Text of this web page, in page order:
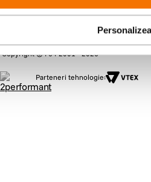
Copyright © F64 2001 - 2026
Parteneri tehnologie: